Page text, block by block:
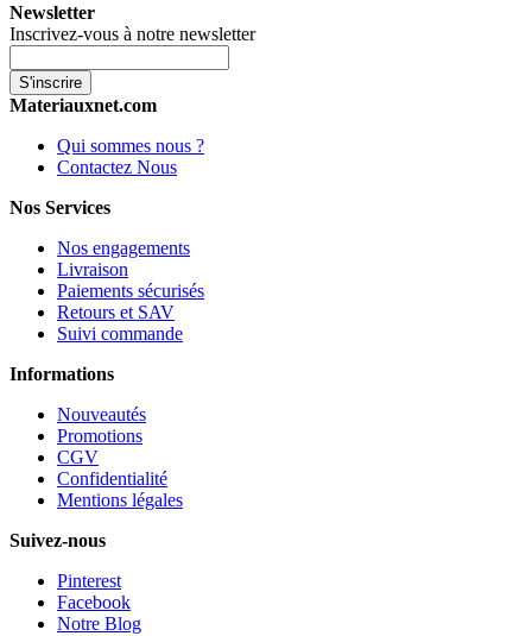
Newsletter
Inscrivez-vous à notre newsletter
S'inscrire
Materiauxnet.com
Qui sommes nous ?
Contactez Nous
Nos Services
Nos engagements
Livraison
Paiements sécurisés
Retours et SAV
Suivi commande
Informations
Nouveautés
Promotions
CGV
Confidentialité
Mentions légales
Suivez-nous
Pinterest
Facebook
Notre Blog